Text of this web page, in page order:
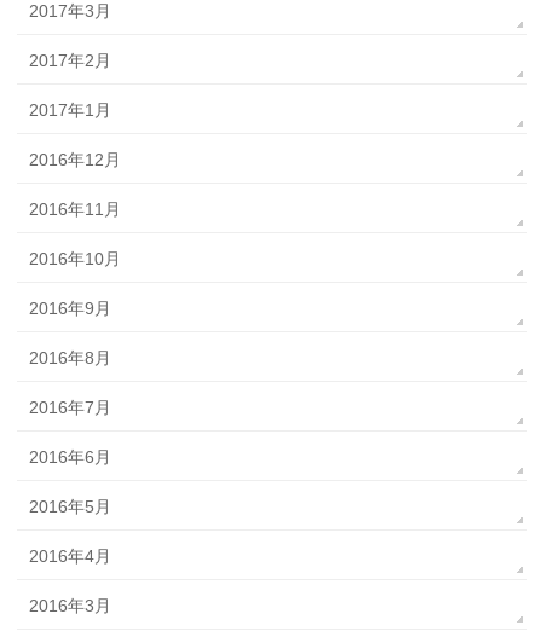
2017年3月
2017年2月
2017年1月
2016年12月
2016年11月
2016年10月
2016年9月
2016年8月
2016年7月
2016年6月
2016年5月
2016年4月
2016年3月